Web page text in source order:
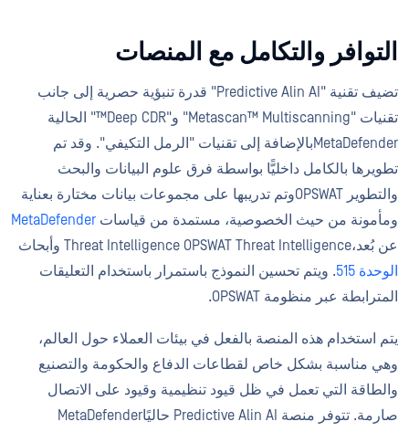
التوافر والتكامل مع المنصات
تضيف تقنية "Predictive Alin AI" قدرة تنبؤية حصرية إلى جانب
تقنيات "Metascan™ Multiscanning" و"Deep CDR™" الحالية
MetaDefenderبالإضافة إلى تقنيات "الرمل التكيفي". وقد تم
تطويرها بالكامل داخليًّا بواسطة فرق علوم البيانات والبحث
والتطوير OPSWATوتم تدريبها على مجموعات بيانات مختارة بعناية
ومأمونة من حيث الخصوصية، مستمدة من قياسات MetaDefender
عن بُعد،Threat Intelligence OPSWAT Threat Intelligence وأبحاث
الوحدة 515
. ويتم تحسين النموذج باستمرار باستخدام التعليقات
المترابطة عبر منظومة OPSWAT.
يتم استخدام هذه المنصة بالفعل في بيئات العملاء حول العالم،
وهي مناسبة بشكل خاص لقطاعات الدفاع والحكومة والتصنيع
والطاقة التي تعمل في ظل قيود تنظيمية وقيود على الاتصال
صارمة. تتوفر منصة Predictive Alin AI حاليًاMetaDefender